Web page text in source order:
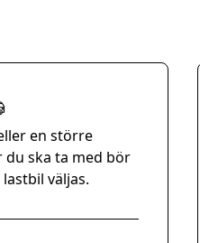
en större
ska ta med bör
väljas.